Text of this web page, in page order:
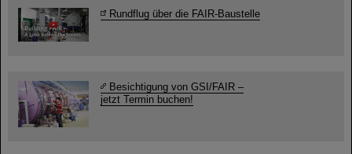
Rundflug über die FAIR-Baustelle
Besichtigung von GSI/FAIR –
jetzt Termin buchen!